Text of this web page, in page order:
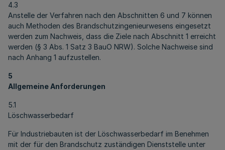
4.3
Anstelle der Verfahren nach den Abschnitten 6 und 7 können
auch Methoden des Brandschutzingenieurwesens eingesetzt
werden zum Nachweis, dass die Ziele nach Abschnitt 1 erreicht
werden (§ 3 Abs. 1 Satz 3 BauO NRW). Solche Nachweise sind
nach Anhang 1 aufzustellen.
5
Allgemeine Anforderungen
5.1
Löschwasserbedarf
Für Industriebauten ist der Löschwasserbedarf im Benehmen
mit der für den Brandschutz zuständigen Dienststelle unter